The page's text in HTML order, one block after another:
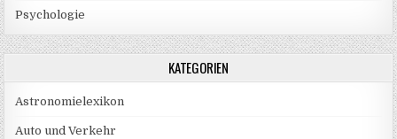
Psychologie
KATEGORIEN
Astronomielexikon
Auto und Verkehr